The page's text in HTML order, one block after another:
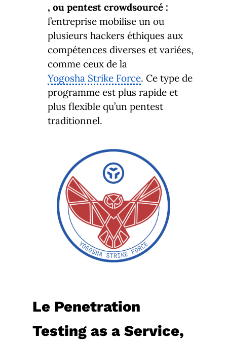
, ou pentest crowdsourcé :
l’entreprise mobilise un ou
plusieurs hackers éthiques aux
compétences diverses et variées,
comme ceux de la
Yogosha Strike Force. Ce type de
programme est plus rapide et
plus flexible qu’un pentest
traditionnel.
Le Penetration
Testing as a Service,